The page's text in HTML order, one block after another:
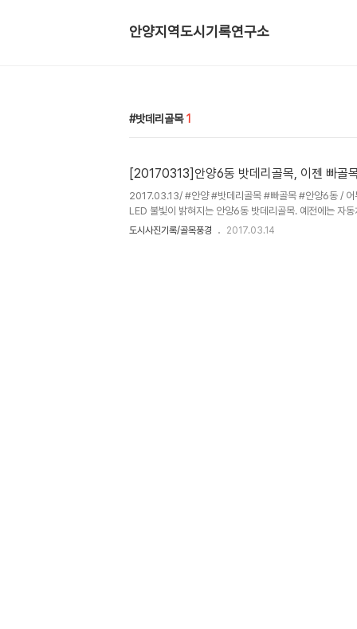
안양지역도시기록연구소
밧데리골목 1
[20170313]안양6동 밧데리골목, 이젠 빠골
2017.03.13/ #안양 #밧데리골목 #빠골목 #안양6동 / 어
LED 불빛이 밝혀지는 안양6동 밧데리골목. 예전에는 자
골목이 이젠 빠골목으로 바뀌었네요^^ 안양에는 1970년
기에 밧데리골목이라 불리웠는데 안양 토박이들은 밧데리
도시사진기록/골목풍경 2017.03.14